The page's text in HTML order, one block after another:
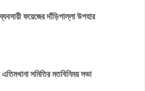
ফয়েজের দাঁড়িপাল্লা উপহার
সমিতির মতবিনিময় সভা